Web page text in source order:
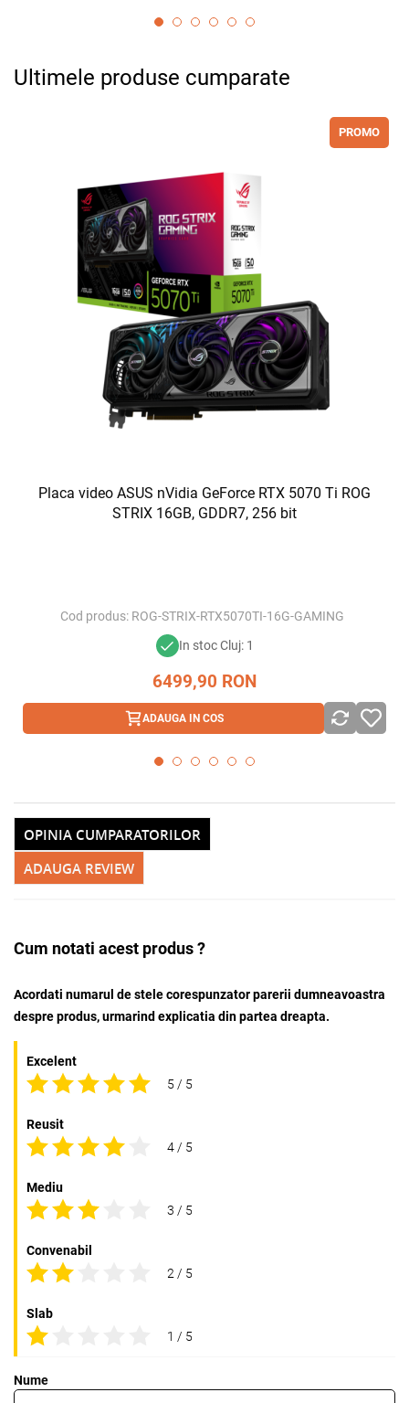
Ultimele produse cumparate
PROMO
Placa video ASUS nVidia GeForce RTX 5070 Ti ROG
STRIX 16GB, GDDR7, 256 bit
Cod produs: ROG-STRIX-RTX5070TI-16G-GAMING
In stoc Cluj: 1
6499,90 RON
ADAUGA IN COS
ADAUGA REVIEW
OPINIA CUMPARATORILOR
Cum notati acest produs ?
Acordati numarul de stele corespunzator parerii dumneavoastra
despre produs, urmarind explicatia din partea dreapta.
Excelent
5 / 5
Reusit
4 / 5
Mediu
3 / 5
Convenabil
2 / 5
Slab
1 / 5
Nume